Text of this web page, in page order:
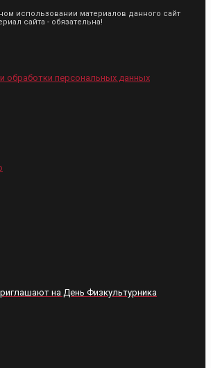
использовании материалов данного сайт
сайта - обязательна!
обработки персональных данных
на День Физкультурника